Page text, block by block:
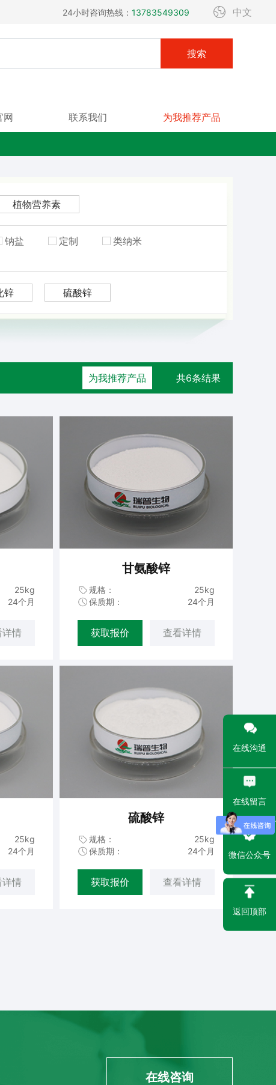
24小时咨询热线： 13783549309 中文
搜索
网 联系我们 为我推荐产品
植物营养素
钠盐 定制 类纳米
锌 硫酸锌
为我推荐产品 共6条结果
25kg
24个月
详情
甘氨酸锌
规格：
25kg
保质期：
24个月
获取报价 查看详情
25kg
24个月
详情
硫酸锌
规格：
25kg
保质期：
24个月
获取报价 查看详情
在线咨询
在线沟通
在线留言
微信公众号
返回顶部